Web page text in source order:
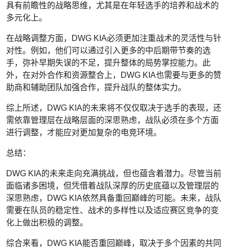
具有前瞻性的战略思维，尤其是在年轻选手的培养和战术的
多元化上。
在战略调整方面，DWG KIA必须更加注重战术的灵活性与针
对性。例如，他们可以通过引入更多的中后期带节奏的选
手，弥补早期失误的不足，提升整体的局势掌控能力。此
外，在对外合作和资源整合上，DWG KIA也需要与更多的赞
助商和辅助团队加强合作，提升战队的整体实力。
综上所述，DWG KIA的未来将不仅仅取决于选手的表现，还
需依靠管理层在战略层面的深思熟虑，战队必须在多个方面
进行调整，才能应对更加复杂的电竞环境。
总结：
DWG KIA的未来走向充满挑战，但也蕴含着潜力。尽管当前
面临诸多困境，但凭借着战队深厚的历史底蕴以及管理层的
深思熟虑，DWG KIA依然具备重回巅峰的可能。未来，战队
需要在队员的稳定性、战术的多样性以及适应赛区竞争的变
化上做出积极的调整。
综合来看，DWG KIA能否重回巅峰，取决于多个因素的共同